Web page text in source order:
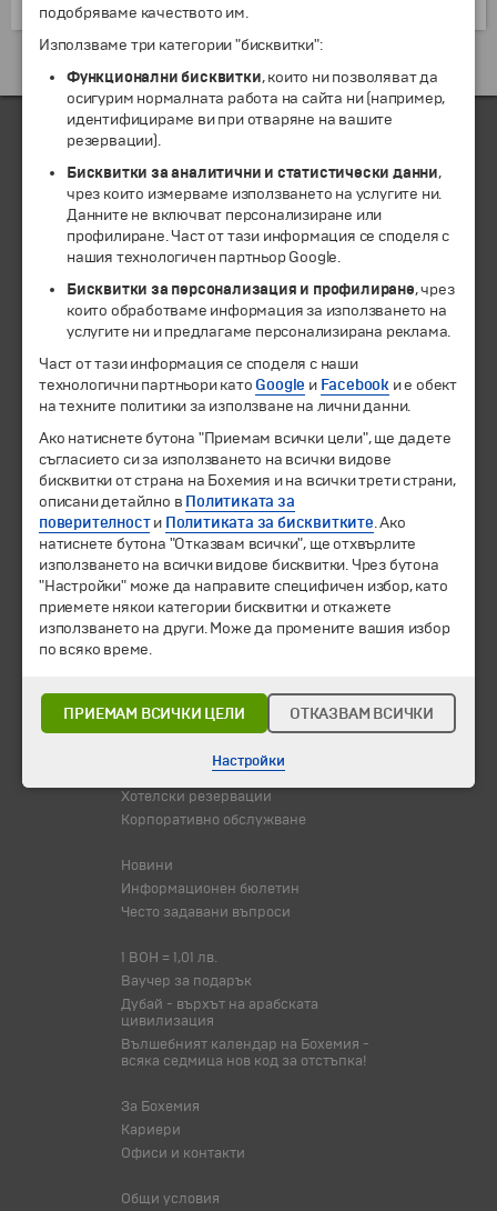
ЧЛЕН НА
Всички права запазени.
Екскурзии и почивки
Направления
Календар
Всички програми от А до Я
Промоции
Горещи оферти
Потвърдени дати
Оферта на деня
Туристически обекти
Самолетни билети
Хотелски резервации
Корпоративно обслужване
Новини
Информационен бюлетин
Често задавани въпроси
1 BOH = 1,01 лв.
Ваучер за подарък
Дубай - върхът на арабската
цивилизация
Вълшебният календар на Бохемия -
всяка седмица нов код за отстъпка!
За Бохемия
Кариери
Офиси и контакти
Общи условия
подобряваме качеството им.
Използваме три категории "бисквитки":
Функционални бисквитки, които ни позволяват да
осигурим нормалната работа на сайта ни (например,
идентифицираме ви при отваряне на вашите
резервации).
Бисквитки за аналитични и статистически данни,
чрез които измерваме използването на услугите ни.
Данните не включват персонализиране или
профилиране. Част от тази информация се споделя с
нашия технологичен партньор Google.
Бисквитки за персонализация и профилиране, чрез
които обработваме информация за използването на
услугите ни и предлагаме персонализирана реклама.
Част от тази информация се споделя с наши
технологични партньори като Google и Facebook и е обект
на техните политики за използване на лични данни.
Ако натиснете бутона "Приемам всички цели", ще дадете
съгласието си за използването на всички видове
бисквитки от страна на Бохемия и на всички трети страни,
описани детайлно в Политиката за
поверителности Политиката за бисквитките. Ако
натиснете бутона "Отказвам всички", ще отхвърлите
използването на всички видове бисквитки. Чрез бутона
"Настройки" може да направите специфичен избор, като
приемете някои категории бисквитки и откажете
използването на други. Може да промените вашия избор
по всяко време.
ПРИЕМАМ ВСИЧКИ ЦЕЛИ ОТКАЗВАМ ВСИЧКИ
Настройки